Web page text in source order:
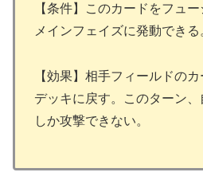
【条件】このカードをフュ
メインフェイズに発動できる
【効果】相手フィールドの
デッキに戻す。このターン
しか攻撃できない。